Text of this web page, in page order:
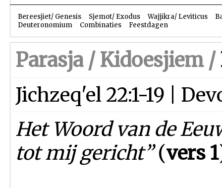
Bereesjiet/ Genesis Sjemot/ Exodus Wajjikra/ Leviticus
Deuteronomium
Combinaties Feestdagen
Parasja / Kidoesjiem/
Jichzeq'el 22:1-19 |
Het Woord van de
tot mij gericht”(vers 1